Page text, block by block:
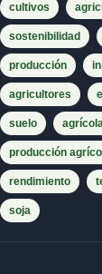
cultivos
sostenibilidad
producción
agricultores
suelo
producción
rendimiento
soja